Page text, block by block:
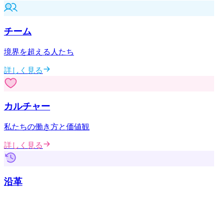
チーム
境界を超える人たち
詳しく見る
カルチャー
私たちの働き方と価値観
詳しく見る
沿革